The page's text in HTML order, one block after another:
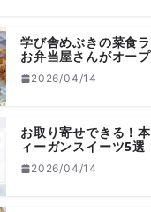
学び舎めぶきの菜食
お弁当屋さんがオー
2026/04/14
お取り寄せできる！
ィーガンスイーツ5選
2026/04/14